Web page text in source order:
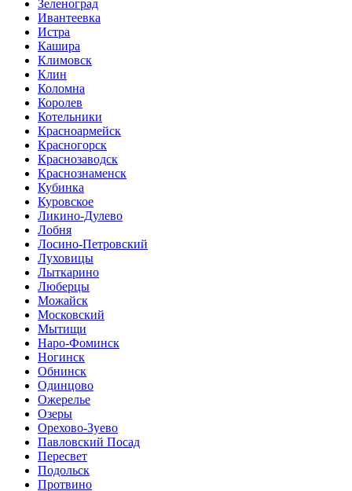
Зеленоград
Ивантеевка
Истра
Кашира
Климовск
Клин
Коломна
Королев
Котельники
Красноармейск
Красногорск
Краснозаводск
Краснознаменск
Кубинка
Куровское
Ликино-Дулево
Лобня
Лосино-Петровский
Луховицы
Лыткарино
Люберцы
Можайск
Московский
Мытищи
Наро-Фоминск
Ногинск
Обнинск
Одинцово
Ожерелье
Озеры
Орехово-Зуево
Павловский Посад
Пересвет
Подольск
Протвино